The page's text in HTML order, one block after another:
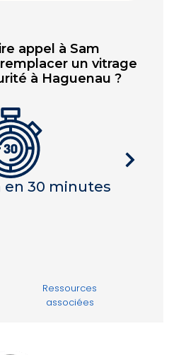
appel à Sam
un vitrage
à Haguenau ?
30 minutes
Ressources
associées